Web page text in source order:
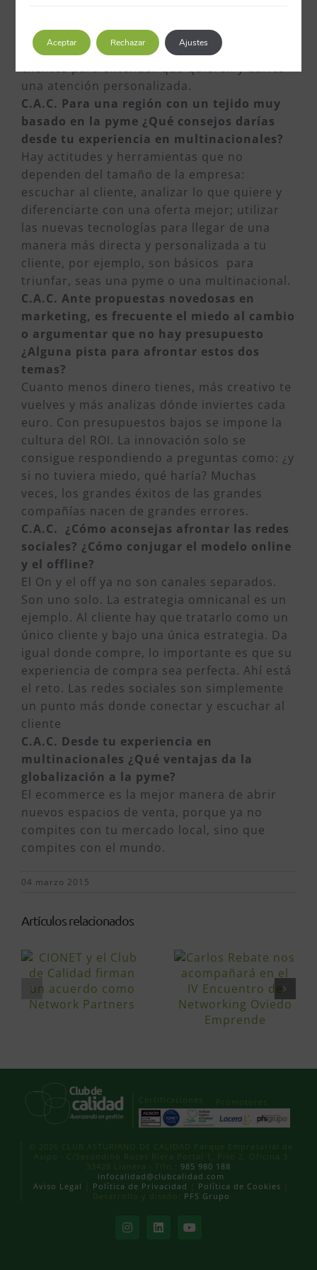
Por último, otra tendencia clara es el Big
Data y el análisis en profundidad de los
clientes para entender qué quieren y darles
una atención personalizada.
C.A.C. Para una región con un tejido muy
basado en la pyme ¿Qué consejos darías
desde tu experiencia en multinacionales?
Hay actitudes y herramientas que no
dependen del tamaño de la empresa:
escuchar al cliente, analizar lo que quiere y
diferenciarte con una oferta mejor; utilizar
las nuevas tecnologías para llegar de una
manera más directa y personalizada a tu
cliente, por ejemplo, son básicos para
triunfar, seas una pyme o una multinacional.
C.A.C. Ante propuestas novedosas en
marketing, es frecuente el miedo al cambio
o argumentar que no hay presupuesto
¿Alguna pista para afrontar estos dos
temas?
Cuanto menos dinero tienes, más creativo te
vuelves y más analizas dónde inviertes cada
euro. Con presupuestos bajos se impone la
cultura del ROI. La innovación solo se
consigue respondiendo a preguntas como: ¿y
si no tuviera miedo, qué haría? Muchas
veces, los grandes éxitos de las grandes
compañías nacen de grandes errores.
C.A.C. ¿Cómo aconsejas afrontar las redes
sociales? ¿Cómo conjugar el modelo online
y el offline?
El On y el off ya no son canales separados.
Son uno solo. La estrategia omnicanal es un
ejemplo. Al cliente hay que tratarlo como un
único cliente y bajo una única estrategia. Da
igual donde compre, lo importante es que su
experiencia de compra sea perfecta. Ahí está
el reto. Las redes sociales son simplemente
un punto más donde conectar y escuchar al
cliente
C.A.C. Desde tu experiencia en
multinacionales ¿Qué ventajas da la
globalización a la pyme?
El ecommerce es la mejor manera de abrir
nuevos espacios de venta, porque ya no
compites con tu mercado local, sino que
compites con el mundo.
04 marzo 2015
Artículos relacionados
Certificaciones Promotores
© 2026 CLUB ASTURIANO DE CALIDAD Parque Empresarial de
Asipo · C/Secundino Roces Riera Portal 1, Piso 2, Oficina 3
33428 Llanera · Tlfn.: 985 980 188
infocalidad@clubcalidad.com
Aviso Legal
Política de Privacidad Política de Cookies
Desarrollo y diseño:
PFS Grupo
InstagramLinkedInYouTube
Aceptar Rechazar Ajustes